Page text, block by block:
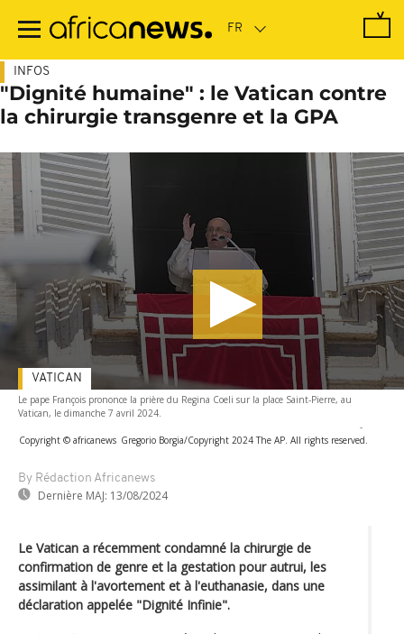
contenu
INFOS
"Dignité humaine" : le Vatican contre
la chirurgie transgenre et la GPA
Le pape François prononce la prière du Regina Coeli sur la place Saint-Pierre, au
Vatican, le dimanche 7 avril 2024.
-
Copyright © africanews Gregorio Borgia/Copyright 2024 The AP. All rights reserved.
By Rédaction Africanews
Dernière MAJ: 13/08/2024
VATICAN
Le Vatican a récemment condamné la chirurgie de
confirmation de genre et la gestation pour autrui, les
assimilant à l'avortement et à l'euthanasie, dans une
déclaration appelée "Dignité Infinie".